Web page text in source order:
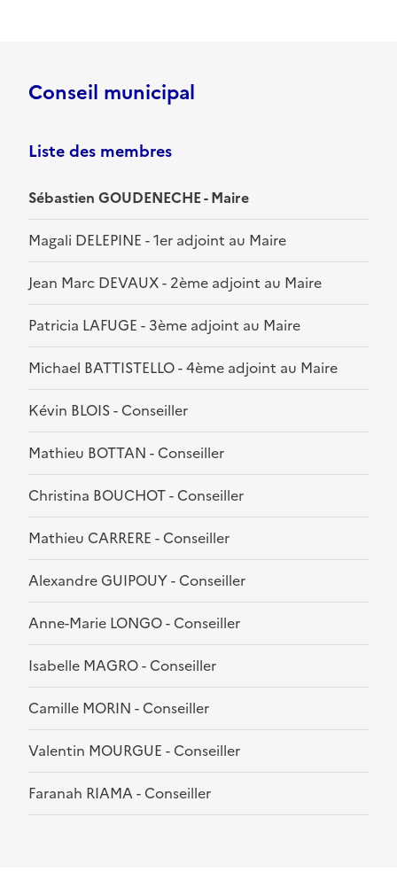
Conseil municipal
Liste des membres
Sébastien GOUDENECHE - Maire
Magali DELEPINE - 1er adjoint au Maire
Jean Marc DEVAUX - 2ème adjoint au Maire
Patricia LAFUGE - 3ème adjoint au Maire
Michael BATTISTELLO - 4ème adjoint au Maire
Kévin BLOIS - Conseiller
Mathieu BOTTAN - Conseiller
Christina BOUCHOT - Conseiller
Mathieu CARRERE - Conseiller
Alexandre GUIPOUY - Conseiller
Anne-Marie LONGO - Conseiller
Isabelle MAGRO - Conseiller
Camille MORIN - Conseiller
Valentin MOURGUE - Conseiller
Faranah RIAMA - Conseiller